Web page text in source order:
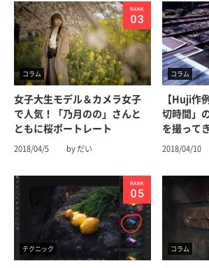
コラム
女子大生モデル＆カメラ女子
で人気！「乃月のの」さんと
ともに桜ポートレート
2018/04/5 by だい
コラム
【Huji作
切時間」
を撮って
2018/04/10
テクニック コラム